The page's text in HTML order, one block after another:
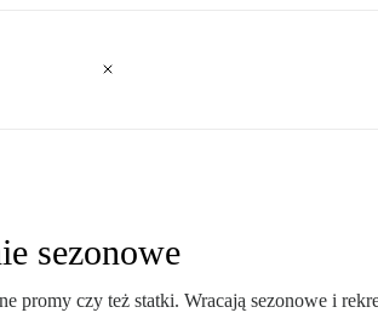
sezonowe
promy czy też statki. Wracają sezonowe i